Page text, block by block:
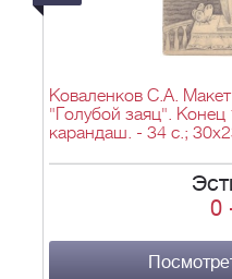
Коваленков С.А.
"Голубой заяц". Конец
карандаш. - 34 с.;
0